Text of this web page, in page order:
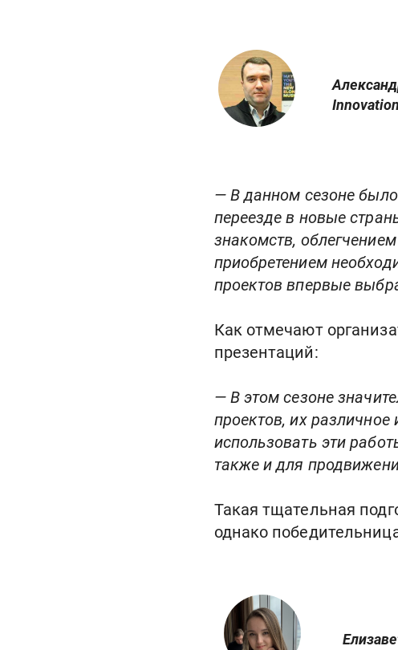
— В данном сезоне
переезде в новые
знакомств,
приобретением
проектов впервые
Как отмечают
презентаций:
— В этом сезоне
проектов, их
использовать эти
также и для
Такая тщательная
однако